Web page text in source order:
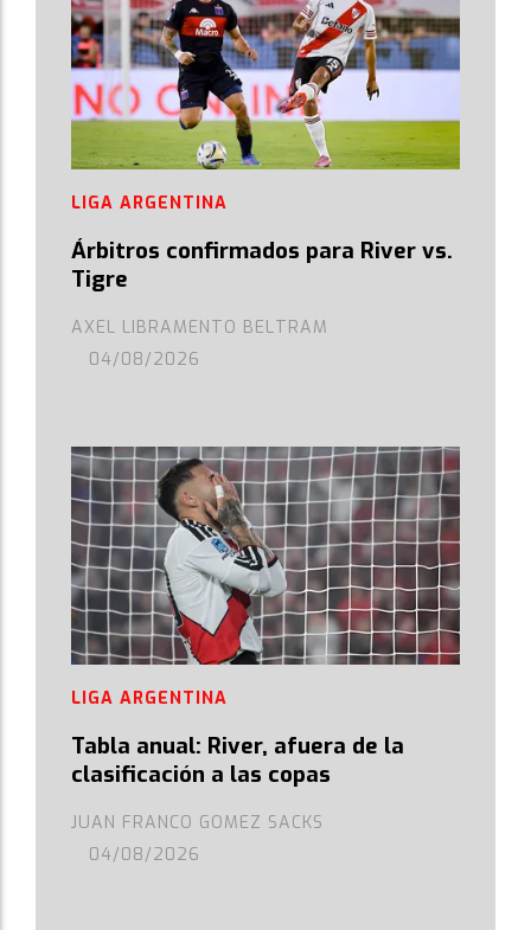
Árbitros confirmados para River vs.
Tigre
AXEL LIBRAMENTO BELTRAM
LIGA ARGENTINA
04/08/2026
Tabla anual: River, afuera de la
clasificación a las copas
JUAN FRANCO GOMEZ SACKS
LIGA ARGENTINA
04/08/2026